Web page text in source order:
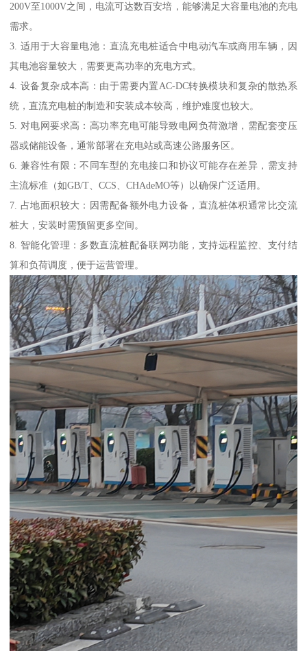
200V至1000V之间，电流可达数百安培，能够满足大容量电池的充电
需求。
3. 适用于大容量电池：直流充电桩适合中电动汽车或商用车辆，因
其电池容量较大，需要更高功率的充电方式。
4. 设备复杂成本高：由于需要内置AC-DC转换模块和复杂的散热系
统，直流充电桩的制造和安装成本较高，维护难度也较大。
5. 对电网要求高：高功率充电可能导致电网负荷激增，需配套变压
器或储能设备，通常部署在充电站或高速公路服务区。
6. 兼容性有限：不同车型的充电接口和协议可能存在差异，需支持
主流标准（如GB/T、CCS、CHAdeMO等）以确保广泛适用。
7. 占地面积较大：因需配备额外电力设备，直流桩体积通常比交流
桩大，安装时需预留更多空间。
8. 智能化管理：多数直流桩配备联网功能，支持远程监控、支付结
算和负荷调度，便于运营管理。